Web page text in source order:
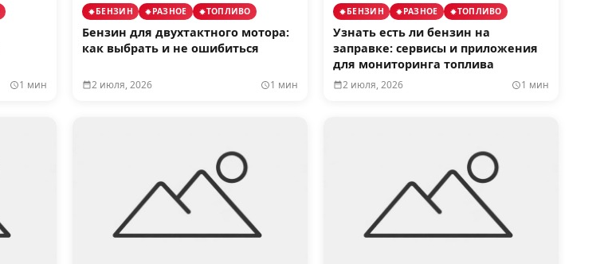
1 мин
БЕНЗИН РАЗНОЕ ТОПЛИВО
Бензин для двухтактного мотора:
как выбрать и не ошибиться
2 июля, 2026 1 мин
БЕНЗИН РАЗНОЕ ТОПЛИВО
Узнать есть ли бензин на
заправке: сервисы и приложения
для мониторинга топлива
2 июля, 2026 1 мин